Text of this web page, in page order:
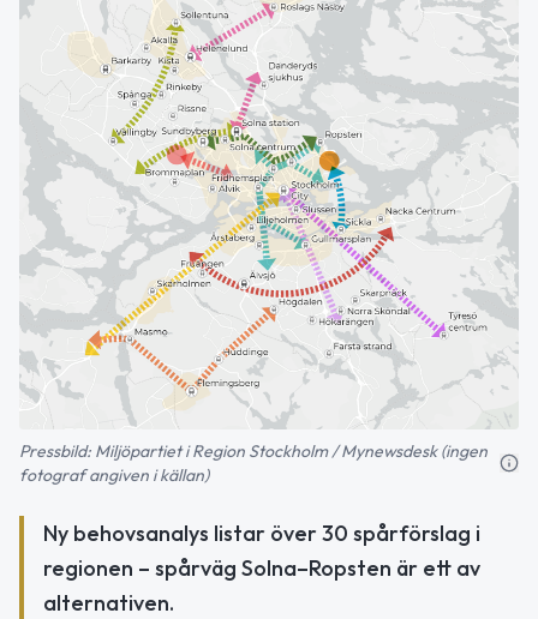
Pressbild: Miljöpartiet i Region Stockholm / Mynewsdesk (ingen
fotograf angiven i källan)
Ny behovsanalys listar över 30 spårförslag i
regionen – spårväg Solna–Ropsten är ett av
alternativen.